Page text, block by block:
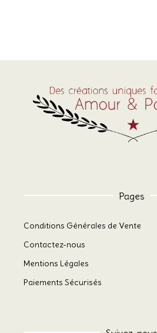
Pages
Conditions Générales de Vente
Contactez-nous
Mentions Légales
Paiements Sécurisés